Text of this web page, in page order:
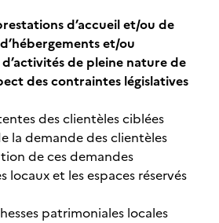
d’accueil et/ou de
et/ou
de pleine nature de
des contraintes législatives
des clientèles ciblées
la demande des clientèles
de ces demandes
locaux et les espaces réservés
patrimoniales locales